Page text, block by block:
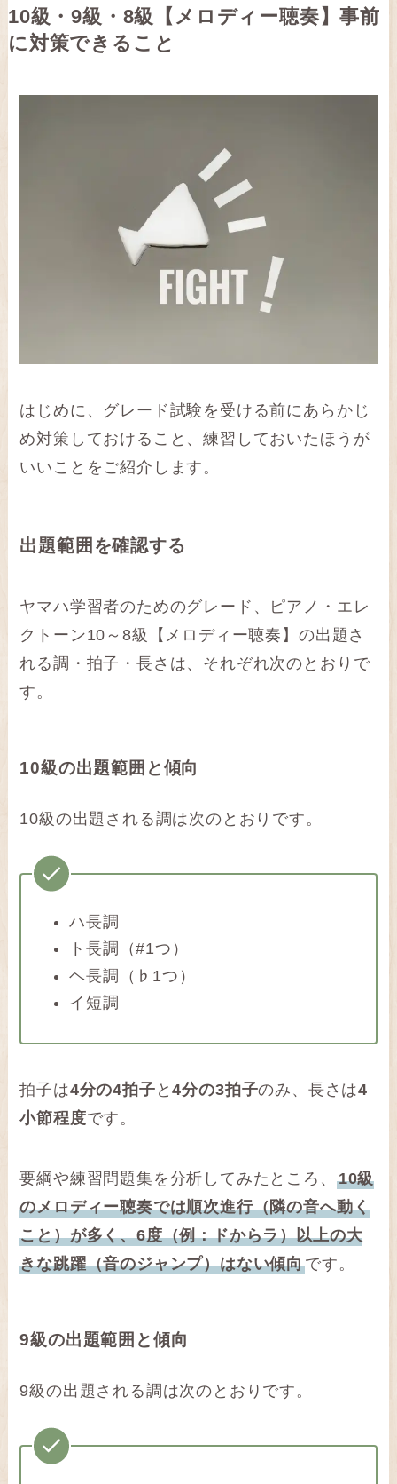
10級・9級・8級【メロディー聴奏】事前
に対策できること
はじめに、グレード試験を受ける前にあらかじ
め対策しておけること、練習しておいたほうが
いいことをご紹介します。
出題範囲を確認する
ヤマハ学習者のためのグレード、ピアノ・エレ
クトーン10～8級【メロディー聴奏】の出題さ
れる調・拍子・長さは、それぞれ次のとおりで
す。
10級の出題範囲と傾向
10級の出題される調は次のとおりです。
ハ長調
ト長調（#1つ）
ヘ長調（♭1つ）
イ短調
拍子は4分の4拍子 と4分の3拍子のみ、長さは4
小節程度です。
要綱や練習問題集を分析してみたところ、 10級
のメロディー聴奏では順次進行（隣の音へ動く
こと）が多く、6度（例：ドからラ）以上の大
きな跳躍（音のジャンプ）はない傾向です。
9級の出題範囲と傾向
9級の出題される調は次のとおりです。